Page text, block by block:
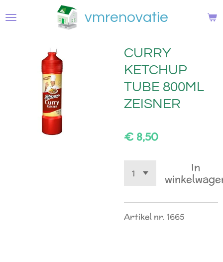
direct
hoofdinhoud
vmrenovatie
CURRY
KETCHUP
TUBE 800ML
ZEISNER
€ 8,50
In
Artikel nr. 1665